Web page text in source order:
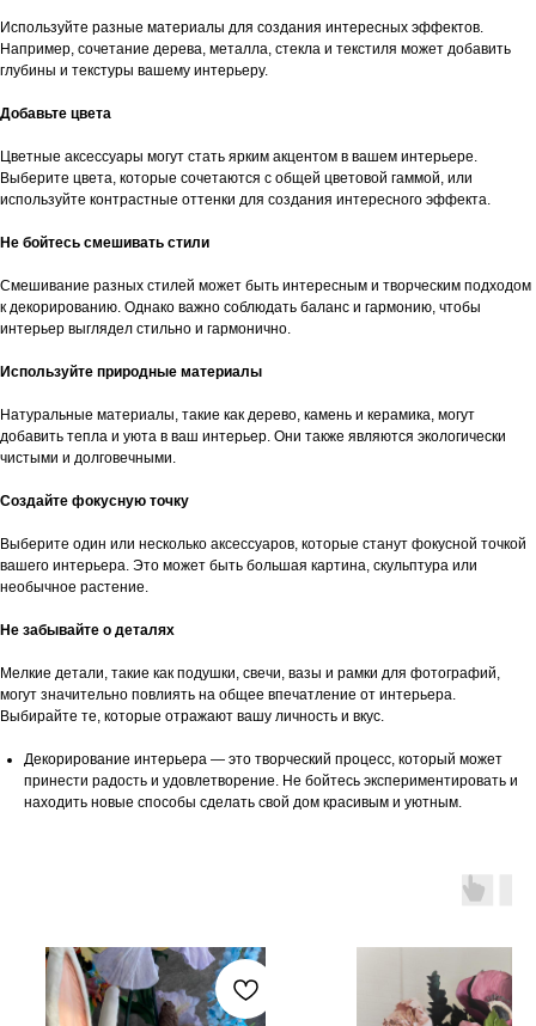
Используйте разные материалы для создания интересных эффектов.
Например, сочетание дерева, металла, стекла и текстиля может добавить
глубины и текстуры вашему интерьеру.
Добавьте цвета
Цветные аксессуары могут стать ярким акцентом в вашем интерьере.
Выберите цвета, которые сочетаются с общей цветовой гаммой, или
используйте контрастные оттенки для создания интересного эффекта.
Не бойтесь смешивать стили
Смешивание разных стилей может быть интересным и творческим подходом
к декорированию. Однако важно соблюдать баланс и гармонию, чтобы
интерьер выглядел стильно и гармонично.
Используйте природные материалы
Натуральные материалы, такие как дерево, камень и керамика, могут
добавить тепла и уюта в ваш интерьер. Они также являются экологически
чистыми и долговечными.
Создайте фокусную точку
Выберите один или несколько аксессуаров, которые станут фокусной точкой
вашего интерьера. Это может быть большая картина, скульптура или
необычное растение.
Не забывайте о деталях
Мелкие детали, такие как подушки, свечи, вазы и рамки для фотографий,
могут значительно повлиять на общее впечатление от интерьера.
Выбирайте те, которые отражают вашу личность и вкус.
Декорирование интерьера — это творческий процесс, который может
принести радость и удовлетворение. Не бойтесь экспериментировать и
находить новые способы сделать свой дом красивым и уютным.